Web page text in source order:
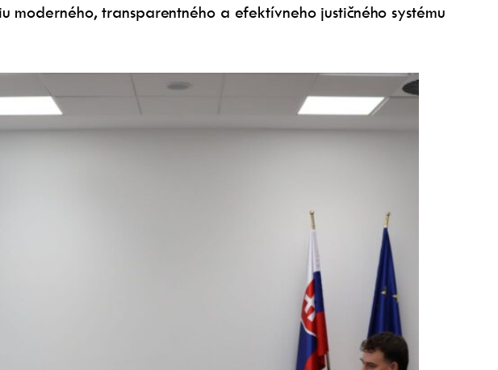
transparentného a efektívneho justičného systému